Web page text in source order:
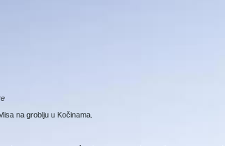
na groblju u Kočinama.